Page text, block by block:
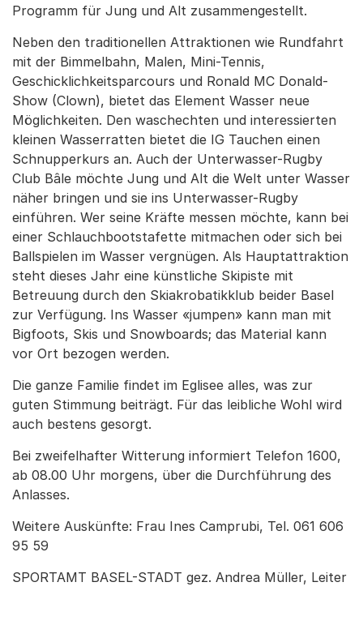
Programm für Jung und Alt zusammengestellt.
Neben den traditionellen Attraktionen wie Rundfahrt
mit der Bimmelbahn, Malen, Mini-Tennis,
Geschicklichkeitsparcours und Ronald MC Donald-
Show (Clown), bietet das Element Wasser neue
Möglichkeiten. Den waschechten und interessierten
kleinen Wasserratten bietet die IG Tauchen einen
Schnupperkurs an. Auch der Unterwasser-Rugby
Club Bâle möchte Jung und Alt die Welt unter Wasser
näher bringen und sie ins Unterwasser-Rugby
einführen. Wer seine Kräfte messen möchte, kann bei
einer Schlauchbootstafette mitmachen oder sich bei
Ballspielen im Wasser vergnügen. Als Hauptattraktion
steht dieses Jahr eine künstliche Skipiste mit
Betreuung durch den Skiakrobatikklub beider Basel
zur Verfügung. Ins Wasser «jumpen» kann man mit
Bigfoots, Skis und Snowboards; das Material kann
vor Ort bezogen werden.
Die ganze Familie findet im Eglisee alles, was zur
guten Stimmung beiträgt. Für das leibliche Wohl wird
auch bestens gesorgt.
Bei zweifelhafter Witterung informiert Telefon 1600,
ab 08.00 Uhr morgens, über die Durchführung des
Anlasses.
Weitere Auskünfte: Frau Ines Camprubi, Tel. 061 606
95 59
SPORTAMT BASEL-STADT gez. Andrea Müller, Leiter